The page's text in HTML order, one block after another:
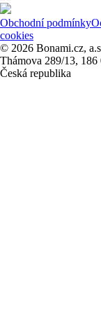
Obchodní podmínky
cookies
© 2026 Bonami.cz,
Thámova 289/13, 186
Česká republika